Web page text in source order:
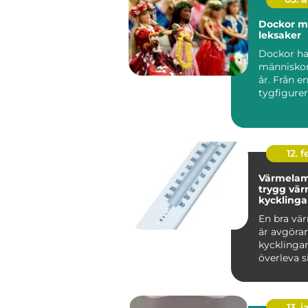
Dockor mer än bara
leksaker
Dockor
år. Från
12.
trygg
En bra
är
överleva
vuxn...